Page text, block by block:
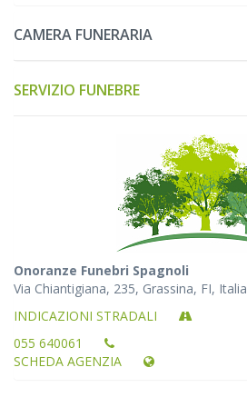
CAMERA FUNERARIA
SERVIZIO FUNEBRE
Onoranze Funebri Spagnoli
Via Chiantigiana, 235, Grassina, FI, Italia
INDICAZIONI STRADALI
055 640061
SCHEDA AGENZIA